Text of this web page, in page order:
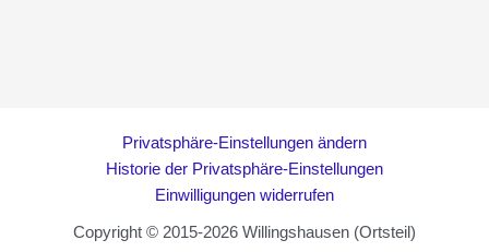
Privatsphäre-Einstellungen ändern
Historie der Privatsphäre-Einstellungen
Einwilligungen widerrufen
Copyright © 2015-2026 Willingshausen (Ortsteil)